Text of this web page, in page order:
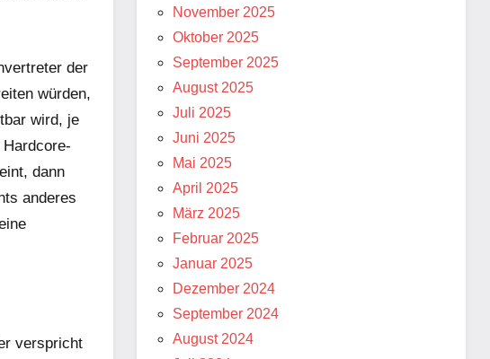
der
würden,
wird, je
dann
anderes
verspricht
November 2025
Oktober 2025
September 2025
August 2025
Juli 2025
Juni 2025
Mai 2025
April 2025
März 2025
Februar 2025
Januar 2025
Dezember 2024
September 2024
August 2024